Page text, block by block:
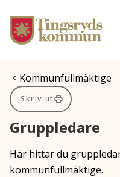
Gå till innehåll
Gå till huvudmeny
Du är här:
Kommunfullmäktige
Skriv ut
Gruppledare
Här hittar du
kommunfullmäktige.